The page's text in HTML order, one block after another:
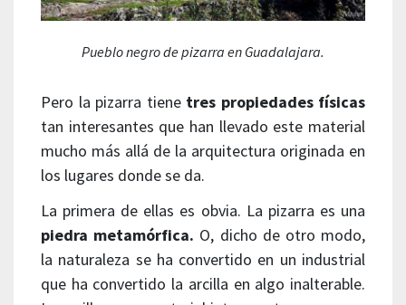
Pueblo negro de pizarra en Guadalajara.
Pero la pizarra tiene tres propiedades físicas
tan interesantes que han llevado este material
mucho más allá de la arquitectura originada en
los lugares donde se da.
La primera de ellas es obvia. La pizarra es una
piedra metamórfica. O, dicho de otro modo,
la naturaleza se ha convertido en un industrial
que ha convertido la arcilla en algo inalterable.